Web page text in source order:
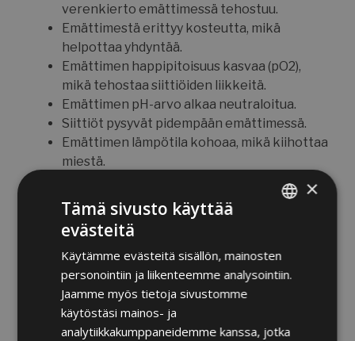
verenkierto emättimessä tehostuu.
Emättimestä erittyy kosteutta, mikä
helpottaa yhdyntää.
Emättimen happipitoisuus kasvaa (pO2),
mikä tehostaa siittiöiden liikkeitä.
Emättimen pH-arvo alkaa neutraloitua.
Siittiöt pysyvät pidempään emättimessä.
Emättimen lämpötila kohoaa, mikä kiihottaa
miestä.
Jokaisen emätin ja klitoris on yksilöllinen ja siksi
klitoriksen koko sekä muoto vaihtelevat.
Klitoris haarautuu vaginan sisällä kahteen haaraan
ja molemmat päähaarat jakautuvat vielä kahtia,
jotta nautintoa syntyisi myös yhdynnässä.
Häpykielen kiihottaminen onkin monelle naiselle
helpoin tapa saada orgasmi.
ENGLISH
×
Tämä sivusto käyttää
evästeitä
Käytämme evästeitä sisällön, mainosten
personointiin ja liikenteemme analysointiin.
Jaamme myös tietoja sivustomme
käytöstäsi mainos- ja
analytiikkakumppaneidemme kanssa, jotka